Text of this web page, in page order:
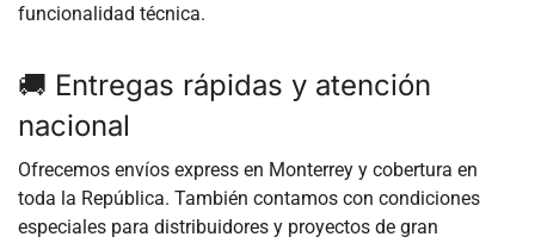
funcionalidad técnica.
🚚 Entregas rápidas y atención
nacional
Ofrecemos envíos express en Monterrey y cobertura en
toda la República. También contamos con condiciones
especiales para distribuidores y proyectos de gran